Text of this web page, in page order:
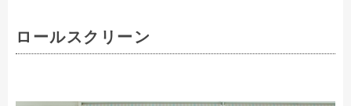
ロールスクリーン